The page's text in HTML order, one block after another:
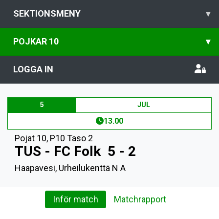
SEKTIONSMENY ▾
POJKAR 10 ▾
LOGGA IN
5 JUL
13.00
Pojat 10, P10 Taso 2
TUS - FC Folk 5 - 2
Haapavesi, Urheilukenttä N A
Inför match Matchrapport